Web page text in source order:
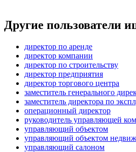
Другие пользователи
директор по аренде
директор компании
директор по строительству
директор предприятия
директор торгового центра
заместитель генерального
заместитель директора по
операционный директор
руководитель управляющей
управляющий объектом
управляющий объектом
управляющий салоном